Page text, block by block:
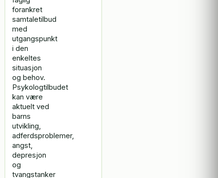
forankret
samtaletilbud
med
utgangspunkt
i den
enkeltes
situasjon
og behov.
Psykologtilbudet
kan være
aktuelt ved
barns
utvikling,
adferdsproblemer,
angst,
depresjon
og
tvangstanker